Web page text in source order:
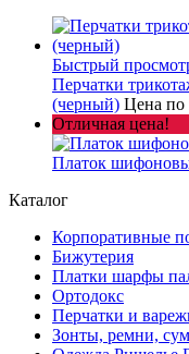
Быстрый
Перчатки
(черный) Цена по
Отличная цена!
Платок
Каталог
Корпоративные
Бижутерия
Платки шарфы
Ортодокс
Перчатки и
Зонты, ремни,